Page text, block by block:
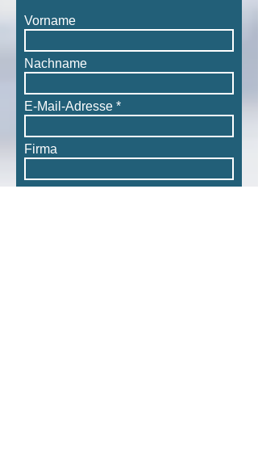
Vorname
Nachname
E-Mail-Adresse
Firma